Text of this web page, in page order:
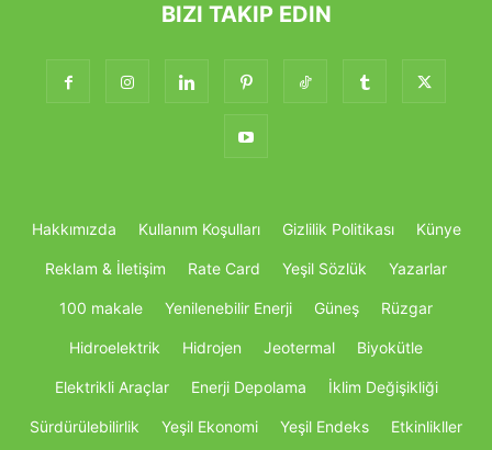
BIZI TAKIP EDIN
Hakkımızda Kullanım Koşulları Gizlilik Politikası Künye
Reklam & İletişim Rate Card Yeşil Sözlük Yazarlar
100 makale Yenilenebilir Enerji Güneş Rüzgar
Hidroelektrik Hidrojen Jeotermal Biyokütle
Elektrikli Araçlar Enerji Depolama İklim Değişikliği
Sürdürülebilirlik Yeşil Ekonomi Yeşil Endeks Etkinlikller